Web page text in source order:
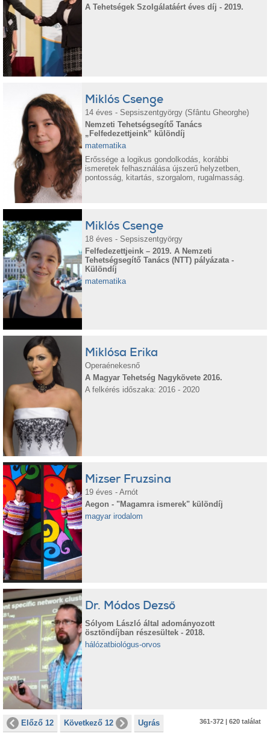
A Tehetségek Szolgálatáért éves díj - 2019.
Miklós Csenge
14 éves - Sepsiszentgyörgy (Sfântu Gheorghe)
Nemzeti Tehetségsegítő Tanács
„Felfedezettjeink” különdíj
matematika
Erőssége a logikus gondolkodás, korábbi
ismeretek felhasználása újszerű helyzetben,
pontosság, kitartás, szorgalom, rugalmasság.
Miklós Csenge
18 éves - Sepsiszentgyörgy
Felfedezettjeink – 2019. A Nemzeti
Tehetségsegítő Tanács (NTT) pályázata -
Különdíj
matematika
Miklósa Erika
Operaénekesnő
A Magyar Tehetség Nagykövete 2016.
A felkérés időszaka: 2016 - 2020
Mizser Fruzsina
19 éves - Arnót
Aegon - "Magamra ismerek" különdíj
magyar irodalom
Dr. Módos Dezső
Sólyom László által adományozott
ösztöndíjban részesültek - 2018.
hálózatbiológus-orvos
Előző 12 Következő 12 Ugrás 361-372 | 620 találat